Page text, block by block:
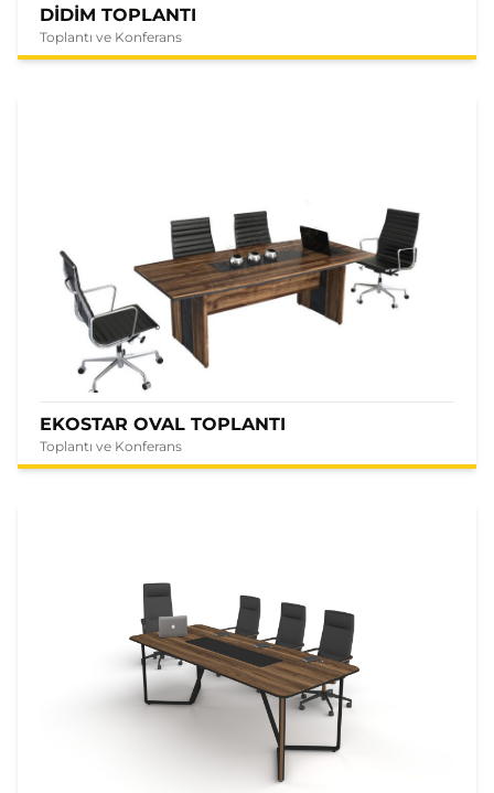
DİDİM TOPLANTI
Toplantı ve Konferans
EKOSTAR OVAL TOPLANTI
Toplantı ve Konferans